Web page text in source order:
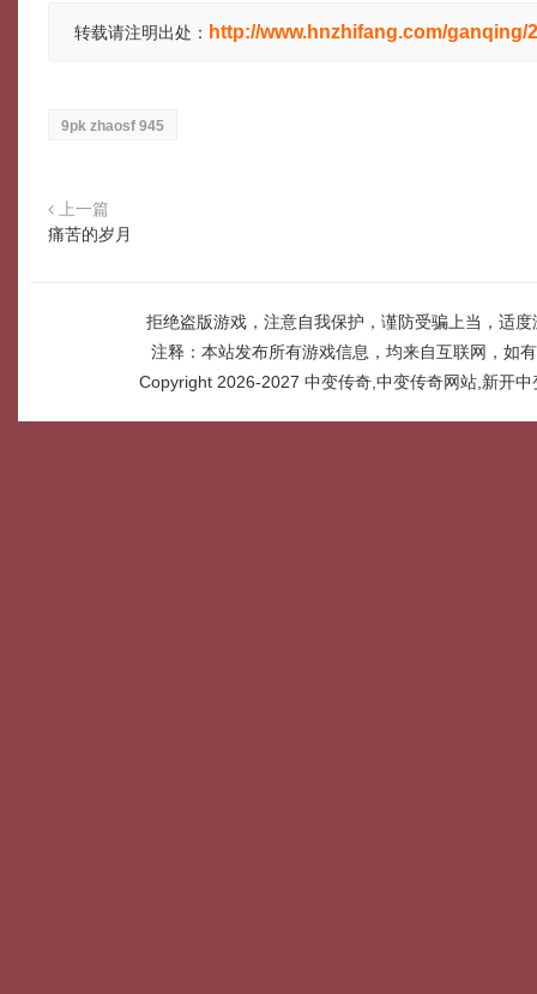
转载请注明出处： http://www.hnzhifang.com/ganqing/
9pk zhaosf 945
上一篇
痛苦的岁月
拒绝盗版游戏，注意自我保护，谨防受骗上当，适
注释：本站发布所有游戏信息，均来自互联网，如
Copyright 2026-2027 中变传奇,中变传奇网站,新开